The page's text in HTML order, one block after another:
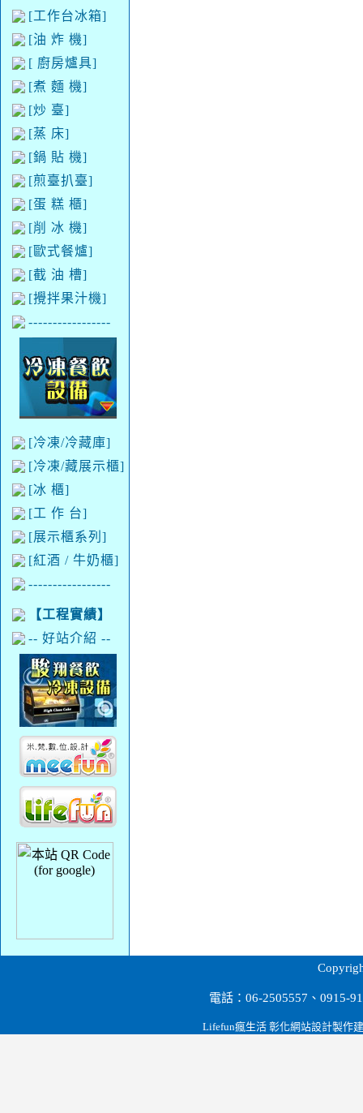
[工作台冰箱]
[油 炸 機]
[ 廚房爐具]
[煮 麵 機]
[炒 臺]
[蒸 床]
[鍋 貼 機]
[煎臺扒臺]
[蛋 糕 櫃]
[削 冰 機]
[歐式餐爐]
[截 油 槽]
[攪拌果汁機]
-----------------
[冷凍/冷藏庫]
[冷凍/藏展示櫃]
[冰 櫃]
[工 作 台]
[展示櫃系列]
[紅酒 / 牛奶櫃]
-----------------
【工程實績】
-- 好站介紹 --
電話：06-2505557、0915-
Lifefun瘋生活 彰化網站設計製作